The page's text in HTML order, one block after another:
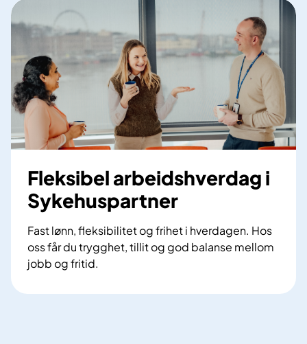
Fleksibel arbeidshverdag i
Sykehuspartner
Fast lønn, fleksibilitet og frihet i hverdagen. Hos
oss får du trygghet, tillit og god balanse mellom
jobb og fritid.